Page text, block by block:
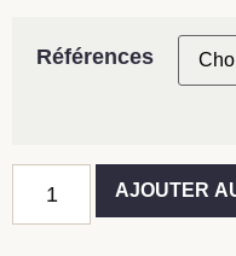
Références
AJOUTER